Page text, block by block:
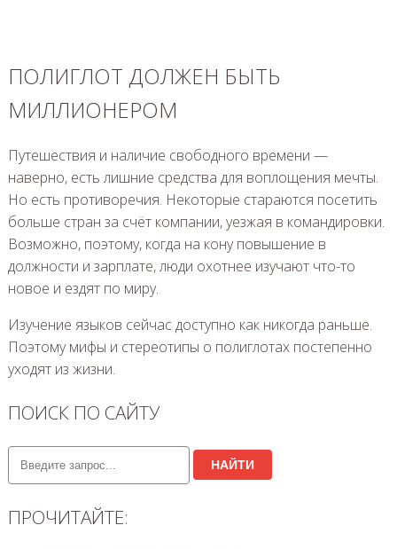
ПОЛИГЛОТ ДОЛЖЕН БЫТЬ
МИЛЛИОНЕРОМ
Путешествия и наличие свободного времени —
наверно, есть лишние средства для воплощения мечты.
Но есть противоречия. Некоторые стараются посетить
больше стран за счёт компании, уезжая в командировки.
Возможно, поэтому, когда на кону повышение в
должности и зарплате, люди охотнее изучают что-то
новое и ездят по миру.
Изучение языков сейчас доступно как никогда раньше.
Поэтому мифы и стереотипы о полиглотах постепенно
уходят из жизни.
ПОИСК ПО САЙТУ
НАЙТИ
ПРОЧИТАЙТЕ: